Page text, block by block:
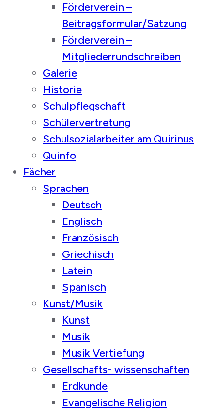
Förderverein –
Beitragsformular/Satzung
Förderverein –
Mitgliederrundschreiben
Galerie
Historie
Schulpflegschaft
Schülervertretung
Schulsozialarbeiter am Quirinus
Quinfo
Fächer
Sprachen
Deutsch
Englisch
Französisch
Griechisch
Latein
Spanisch
Kunst/Musik
Kunst
Musik
Musik Vertiefung
Gesellschafts- wissenschaften
Erdkunde
Evangelische Religion